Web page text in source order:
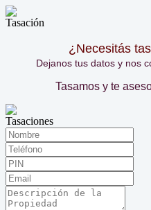
Tasación
¿Necesitás
Dejanos tus datos y nos
Tasamos y te
Tasaciones